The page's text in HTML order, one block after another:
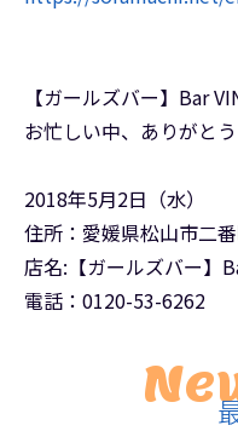
【ガールズバー】Bar
お忙しい中、ありがと
2018年5月2日（水）
住所：愛媛県松山市二
店名:【ガールズバー】
電話：0120-53-6262